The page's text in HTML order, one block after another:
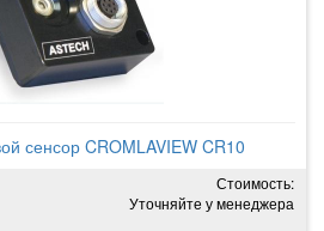
сенсор CROMLAVIEW CR10
Стоимость:
Уточняйте у менеджера